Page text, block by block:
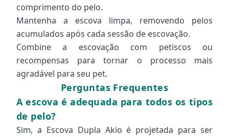
comprimento do pelo.
Mantenha a escova limpa, removendo pelos
acumulados após cada sessão de escovação.
Combine a escovação com petiscos ou
recompensas para tornar o processo mais
agradável para seu pet.
Perguntas Frequentes
A escova é adequada para todos os tipos
de pelo?
Sim, a Escova Dupla Akio é projetada para ser